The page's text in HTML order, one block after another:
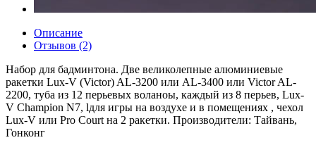
Описание
Отзывов (2)
Набор для бадминтона. Две великолепные алюминиевые
ракетки Lux-V (Victor) AL-3200 или AL-3400 или Victor AL-
2200, туба из 12 перьевых воланоы, каждый из 8 перьев, Lux-
V Champion N7, lдля игры на воздухе и в помещениях , чехол
Lux-V или Pro Court на 2 ракетки. Производители: Тайвань,
Гонконг